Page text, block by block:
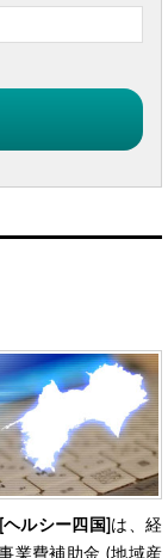
ルシー四国] は、経
業費補助金 (地域産